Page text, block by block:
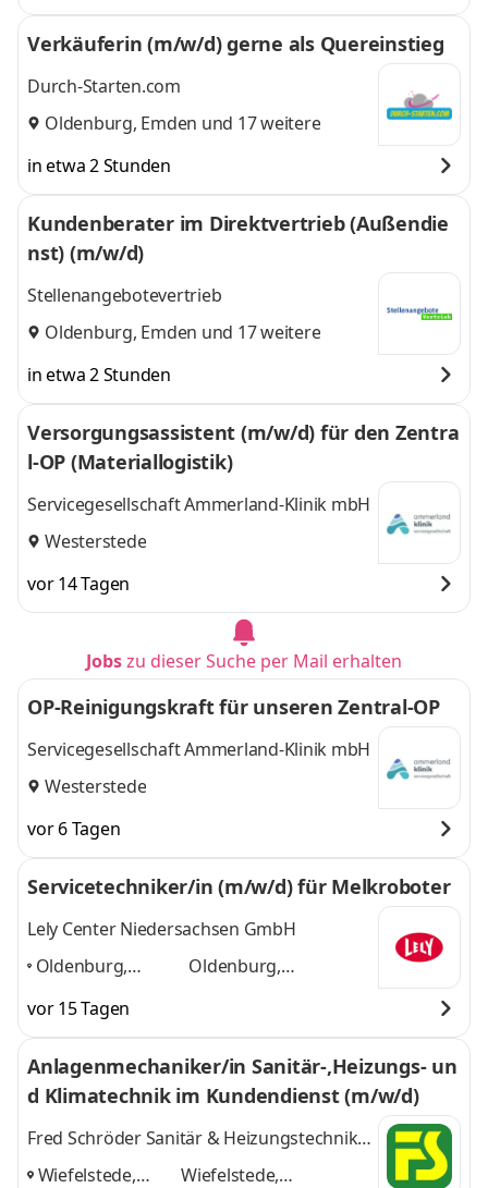
Verkäuferin (m/w/d) gerne als Quereinstieg
Durch-Starten.com
Oldenburg, Emden und 17 weitere
in etwa 2 Stunden
Kundenberater im Direktvertrieb (Außendie
nst) (m/w/d)
Stellenangebotevertrieb
Oldenburg, Emden und 17 weitere
in etwa 2 Stunden
Versorgungsassistent (m/w/d) für den Zentra
l-OP (Materiallogistik)
Servicegesellschaft Ammerland-Klinik mbH
Westerstede
vor 14 Tagen
Jobszu dieser Suche per Mail erhalten
OP-Reinigungskraft für unseren Zentral-OP
Servicegesellschaft Ammerland-Klinik mbH
Westerstede
vor 6 Tagen
Servicetechniker/in (m/w/d) für Melkroboter
Lely Center Niedersachsen GmbH
Oldenburg,
Westerstede,
Rastede,
Großenkneten,
Oldenburg,
Großenknetenund 3
weitere
vor 15 Tagen
Anlagenmechaniker/in Sanitär-,Heizungs- un
d Klimatechnik im Kundendienst (m/w/d)
Fred Schröder Sanitär & Heizungstechnik
GmbH
Wiefelstede,
Wiefelstede,